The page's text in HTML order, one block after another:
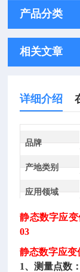
产品分类
相关文章
详细介绍
品牌
产地类别
应用领域
静态数字应变
03
静态数字应变
1、测量点数